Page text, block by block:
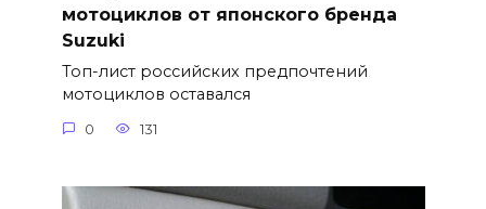
мотоциклов от японского бренда
Suzuki
Топ-лист российских предпочтений
мотоциклов оставался
0 131